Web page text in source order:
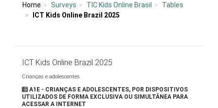
Home Surveys TIC Kids Online Brasil
Tables
ICT Kids Online Brazil 2025
ICT Kids Online Brazil 2025
Crianças e adolescentes
A1E - CRIANÇAS E ADOLESCENTES, POR DISPOSITIVOS
UTILIZADOS DE FORMA EXCLUSIVA OU SIMULTÂNEA PARA
ACESSAR A INTERNET